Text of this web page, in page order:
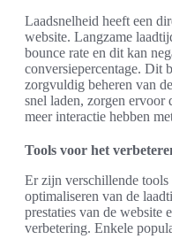
Laadsnelheid heeft een
website. Langzame
bounce rate en dit kan
conversiepercentage. Dit
zorgvuldig beheren van
snel laden, zorgen ervoor
meer interactie hebben
Tools voor het
Er zijn verschillende
optimaliseren van de
prestaties van de website
verbetering. Enkele